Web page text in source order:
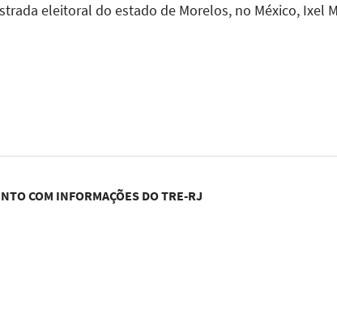
eleitoral do estado de Morelos, no México, Ixel
COM INFORMAÇÕES DO TRE-RJ